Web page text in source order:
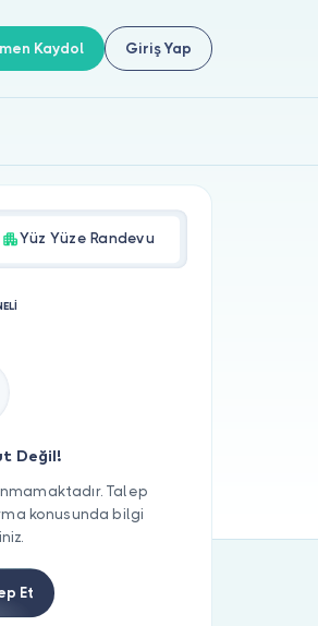
Kaydol Giriş Yap
Yüz Yüze Randevu
Değil!
Talep
konusunda bilgi
Et